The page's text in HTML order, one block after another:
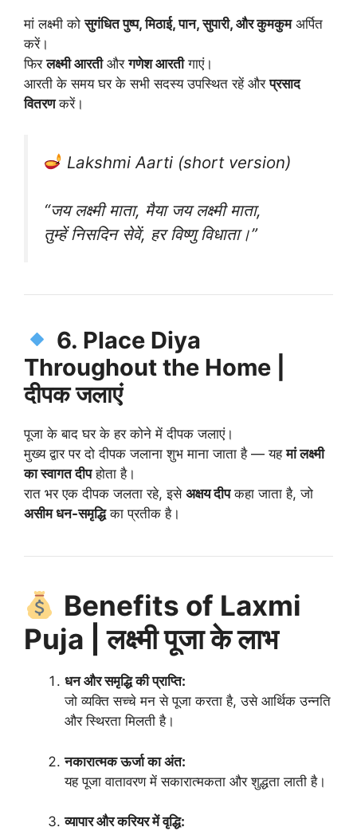
मां लक्ष्मी कोसुगंधित पुष्प, मिठाई, पान, सुपारी, और कुमकुमअर्पित
करें।
फिरलक्ष्मी आरतीऔरगणेश आरतीगाएं।
आरती के समय घर के सभी सदस्य उपस्थित रहें औरप्रसाद
वितरणकरें।
Lakshmi Aarti (short version)
“जय लक्ष्मी माता, मैया जय लक्ष्मी माता,
तुम्हें निसदिन सेवें, हर विष्णु विधाता।”
6. Place Diya
Throughout the Home |
दीपक जलाएं
पूजा के बाद घर के हर कोने में दीपक जलाएं।
मुख्य द्वार पर दो दीपक जलाना शुभ माना जाता है — यहमां लक्ष्मी
का स्वागत दीपहोता है।
रात भर एक दीपक जलता रहे, इसे अक्षय दीपकहा जाता है, जो
असीम धन-समृद्धिका प्रतीक है।
Benefits of Laxmi
Puja | लक्ष्मी पूजा के लाभ
धन और समृद्धि की प्राप्ति:
जो व्यक्ति सच्चे मन से पूजा करता है, उसे आर्थिक उन्नति
और स्थिरता मिलती है।
नकारात्मक ऊर्जा का अंत:
यह पूजा वातावरण में सकारात्मकता और शुद्धता लाती है।
व्यापार और करियर में वृद्धि: